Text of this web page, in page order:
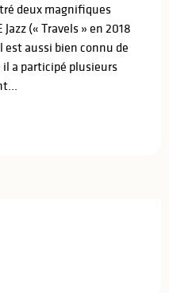
deux magnifiques
(« Travels » en 2018
est aussi bien connu de
il a participé plusieurs